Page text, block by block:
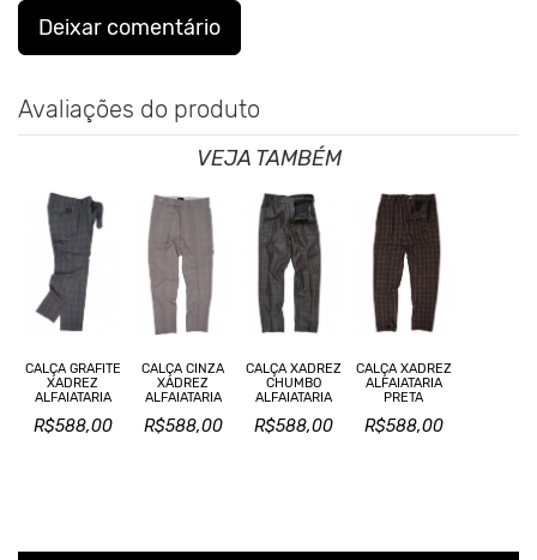
origem animal. Além disso, sustentabilidade é algo que está no
DNA da marca desde sua fundação.
Deixar comentário
Avaliações do produto
VEJA TAMBÉM
CALÇA GRAFITE
XADREZ
ALFAIATARIA
R$588,00
CALÇA CINZA
XADREZ
ALFAIATARIA
R$588,00
CALÇA XADREZ
CHUMBO
ALFAIATARIA
R$588,00
CALÇA XADREZ
ALFAIATARIA
PRETA
R$588,00